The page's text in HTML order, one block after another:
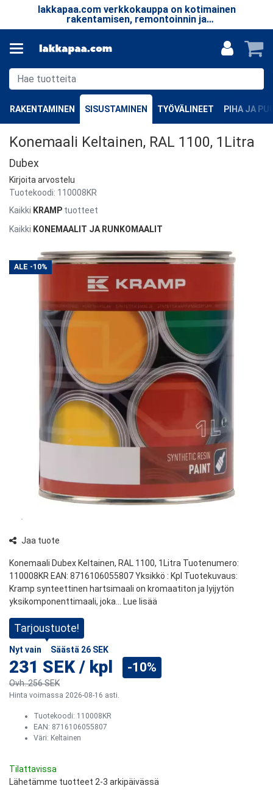
lakkapaa.com verkkokauppa on kotimainen
rakentamisen, remontoinnin ja
erikoistuotteiden verkkokauppa.
RAKENTAMINEN SISUSTAMINEN TYÖVÄLINEET PIHA JA
Konemaali Keltainen, RAL 1100, 1Litra
Dubex
Kirjoita arvostelu
Tuotekoodi: 110008KR
Kaikki KRAMP tuotteet
Kaikki KONEMAALIT JA RUNKOMAALIT
ALE -10%
Jaa tuote
Konemaali Dubex Keltainen, RAL 1100, 1Litra Tuotenumero:
110008KR EAN: 8716106055807 Yksikkö : Kpl Tuotekuvaus:
Kramp synteettinen hartsimaali on kromaatiton ja lyijytön
yksikomponenttimaali, joka... Lue lisää
Tarjoustuote!
Nyt vain Säästä 26 SEK
231 SEK / kpl
Ovh.256 SEK
-10%
Hinta voimassa 2026-08-16 asti.
Tuotekoodi: 110008KR
EAN: 8716106055807
Väri: Keltainen
Tilattavissa
Lähetämme tuotteet 2-3 arkipäivässä